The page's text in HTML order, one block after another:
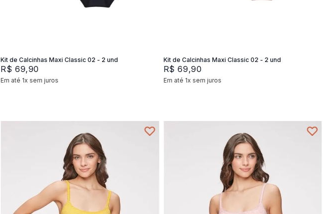
Kit de Calcinhas Maxi Classic 02 - 2 und
R$ 69,90
Em até 1x sem juros
Kit de Calcinhas Maxi Classic 02 - 2 und
R$ 69,90
Em até 1x sem juros